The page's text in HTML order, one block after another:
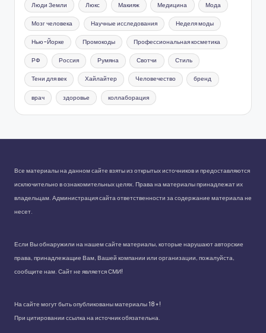
Люди Земли Люкс Макияж Медицина Мода
Мозг человека Научные исследования Неделя моды
Нью-Йорке Промокоды Профессиональная косметика
РФ Россия Румяна Свотчи Стиль
Тени для век Хайлайтер Человечество бренд
врач здоровье коллаборация
Все материалы на данном сайте взяты из открытых источников и предоставляются
исключительно в ознакомительных целях. Права на материалы принадлежат их
владельцам. Администрация сайта ответственности за содержание материала не
несет.
Если Вы обнаружили на нашем сайте материалы, которые нарушают авторские
права, принадлежащие Вам, Вашей компании или организации, пожалуйста,
сообщите нам. Сайт не является СМИ!
На сайте могут быть опубликованы материалы 18+!
При цитировании ссылка на источник обязательна.